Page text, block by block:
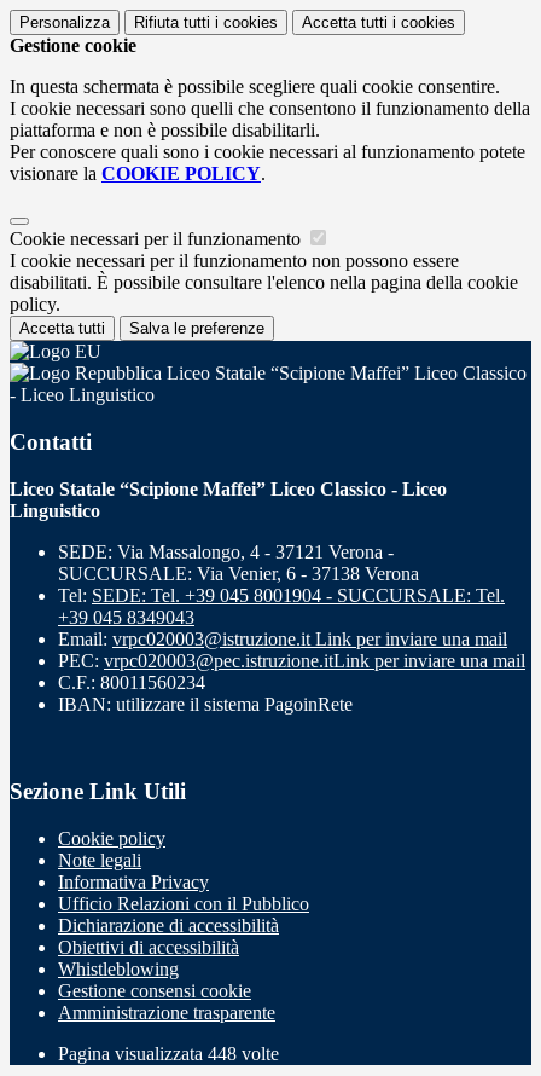
Personalizza Rifiuta tutti i cookies Accetta tutti i cookies
Gestione cookie
In questa schermata è possibile scegliere quali cookie consentire.
I cookie necessari sono quelli che consentono il funzionamento della
piattaforma e non è possibile disabilitarli.
Per conoscere quali sono i cookie necessari al funzionamento potete
visionare la COOKIE POLICY.
Cookie necessari per il funzionamento
I cookie necessari per il funzionamento non possono essere
disabilitati. È possibile consultare l'elenco nella pagina della cookie
policy.
Accetta tutti Salva le preferenze
Liceo Statale “Scipione Maffei” Liceo Classico
- Liceo Linguistico
Contatti
Liceo Statale “Scipione Maffei” Liceo Classico - Liceo
Linguistico
SEDE: Via Massalongo, 4 - 37121 Verona -
SUCCURSALE: Via Venier, 6 - 37138 Verona
Tel: SEDE: Tel. +39 045 8001904 - SUCCURSALE: Tel.
+39 045 8349043
Email: vrpc020003@istruzione.it Link per inviare una mail
PEC: vrpc020003@pec.istruzione.itLink per inviare una mail
C.F.: 80011560234
IBAN: utilizzare il sistema PagoinRete
Sezione Link Utili
Cookie policy
Note legali
Informativa Privacy
Ufficio Relazioni con il Pubblico
Dichiarazione di accessibilità
Obiettivi di accessibilità
Whistleblowing
Gestione consensi cookie
Amministrazione trasparente
Pagina visualizzata 448 volte